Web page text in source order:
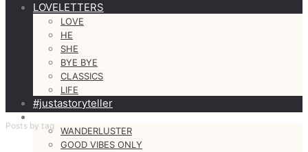
LOVELETTERS
LOVE
HE
SHE
BYE BYE
CLASSICS
LIFE
#justastoryteller
MORE
WANDERLUSTER
GOOD VIBES ONLY
Posts by tag